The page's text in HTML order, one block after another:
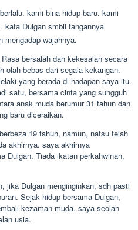
kami bina hidup baru. kami
kata Dulgan smbil tangannya
mengadap wajahnya.
bersalah dan kekesalan secara
olah bebas dari segala kekangan.
yang berada di hadapan saya itu.
satu, bersama cinta yang sungguh
anak muda berumur 31 tahun dan
baru diceraikan.
19 tahun, namun, nafsu telah
akhirnya. saya akhirnya
Dulgan. Tiada ikatan perkahwinan,
jika Dulgan menginginkan, sdh pasti
Sejak hidup bersama Dulgan,
kezaman muda. saya seolah
usia.